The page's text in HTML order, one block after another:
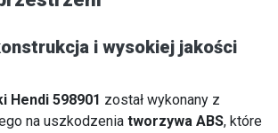
i wysokiej jakości
Hendi 598901 został wykonany z
na uszkodzenia tworzywa ABS, które